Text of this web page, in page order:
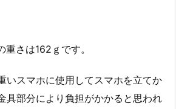
さは162ｇです。
いスマホに使用してスマホを立てか
具部分により負担がかかると思われ